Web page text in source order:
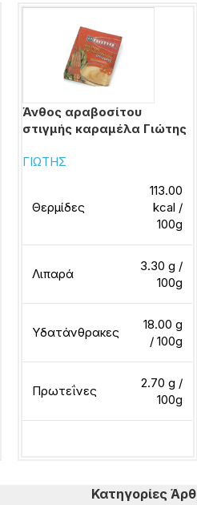
Άνθος αραβοσίτου
στιγμής καραμέλα Γιώτης
ΓΙΩΤΗΣ
Θερμίδες
113.00
kcal /
100g
Λιπαρά
3.30 g /
100g
Υδατάνθρακες
18.00 g
/ 100g
Πρωτεΐνες
2.70 g /
100g
Κατηγορίες